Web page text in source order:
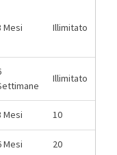
Mesi Illimitato
Illimitato
Mesi 10
Mesi 20